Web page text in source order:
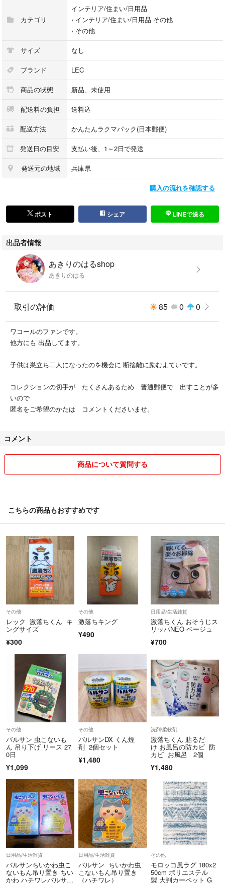
カテゴリ
インテリア/住まい/日用品
› インテリア/住まい/日用品 その他
› その他
サイズ なし
ブランド LEC
商品の状態 新品、未使用
配送料の負担 送料込
配送方法 かんたんラクマパック(日本郵便)
発送日の目安 支払い後、1～2日で発送
発送元の地域 兵庫県
購入の流れを確認する
ポスト シェア LINEで送る
出品者情報
あきりのはるshop
あきりのはる
取引の評価 85 0 0
ワコールのファンです。
他方にも 出品してます。
子供は巣立ち二人になったのを機会に 断捨離に励むよていです。
コレクションの切手が たくさんあるため 普通郵便で 出すことが多
いので
匿名をご希望のかたは コメントくださいませ。
コメント
商品について質問する
こちらの商品もおすすめです
その他
レック 激落ちくん キ
ングサイズ
¥300
その他
激落ちキング
¥490
日用品/生活雑貨
激落ちくん おそうじス
リッパNEO ベージュ
¥700
その他
バルサン 虫こないも
ん 吊り下げ リース 27
0日
¥1,099
その他
バルサンDX くん煙
剤 2個セット
¥1,480
洗剤/柔軟剤
激落ちくん 貼るだ
け お風呂の防カビ 防
カビ お風呂 2個
¥1,480
日用品/生活雑貨
バルサンちいかわ虫こ
ないもん吊り置き ちい
かわ ハチワレバルサン
日用品/生活雑貨
バルサン ちいかわ虫
こないもん吊り置き
（ハチワレ）
その他
モロッコ風ラグ 180x2
50cm ポリエステル
製 大判カーペット G